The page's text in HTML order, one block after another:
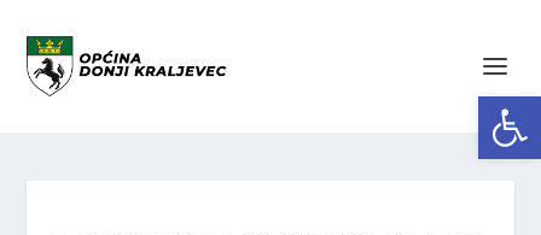
Open toolbar